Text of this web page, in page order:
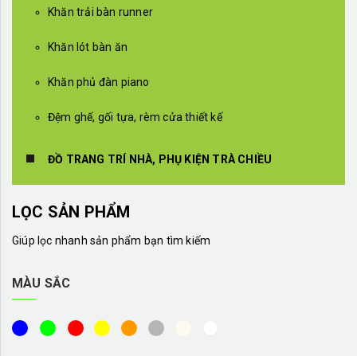
Khăn trải bàn runner
Khăn lót bàn ăn
Khăn phủ đàn piano
Đệm ghế, gối tựa, rèm cửa thiết kế
ĐỒ TRANG TRÍ NHÀ, PHỤ KIỆN TRÀ CHIỀU
LỌC SẢN PHẨM
Giúp lọc nhanh sản phẩm bạn tìm kiếm
MÀU SẮC